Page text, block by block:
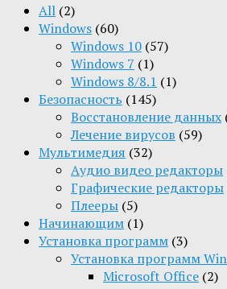
All (2)
Windows (60)
Windows 10 (57)
Windows 7 (1)
Windows 8/8.1 (1)
Безопасность (145)
Восстановление данных
Лечение вирусов (59)
Мультимедия (32)
Aудио видео редакторы
Графические редакторы
Плееры (5)
Начинающим (1)
Установка программ (3)
Установка программ
Microsoft Office (2)